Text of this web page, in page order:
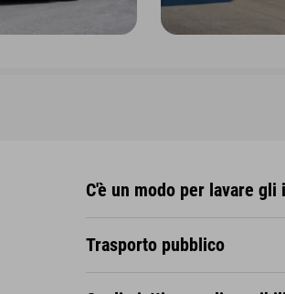
C'è un modo per lavare
Trasporto pubblico